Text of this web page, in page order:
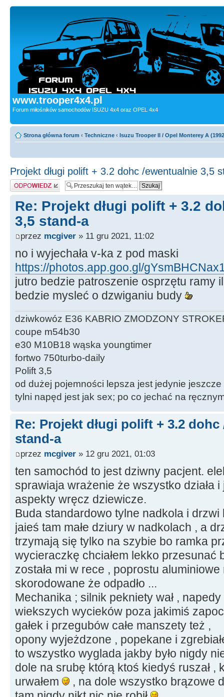
www.trooper4x4.pl
Forum miłośników samochodów ISUZU 4x4 oraz OPEL 4x4
Strona główna forum ‹ Techniczne ‹ Isuzu Trooper II / Opel Monterey A
Projekt długi polift + 3.2 dohc /ewentualnie 3,5
Odpowiedz
Re: Projekt długi polift + 3.2
3,5 stand-a
przez mcgiver » 11 gru 2021, 11:02
no i wyjechała v-ka z pod maski
https://photos.app.goo.gl/
jutro bedzie patroszenie osprzętu ramy
bedzie mysleć o dzwiganiu budy
dziwkowóz E36 KABRIO ZMODZONY
coupe m54b30
e30 M10B18 wąska youngtimer
fortwo 750turbo-daily
Polift 3,5
od dużej pojemności lepsza jest jedynie jeszcze
tylni napęd jest jak sex; po co jechać na
Re: Projekt długi polift + 3.2 dohc
stand-a
przez mcgiver » 12 gru 2021, 01:03
ten samochód to jest dziwny pacjent.
sprawiaja wrażenie że wszystko działa
aspekty wręcz dziewicze.
Buda standardowo tylne nadkola i drzwi
jaieś tam małe dziury w nadkolach , a
trzymają się tylko na szybie bo ramka
wycieraczkę chciałem lekko przesunać
została mi w rece , poprostu aluminiowe
skorodowane że odpadło ...
Mechanika ; silnik pekniety wał ,
wiekszych wycieków poza jakimiś
gałek i przegubów całe manszety też ,
opony wyjeżdzone , popekane i
to wszystko wyglada jakby było nigdy
dole na srubę którą ktoś kiedyś ruszał ,
urwałem
, na dole wszystko brązowe